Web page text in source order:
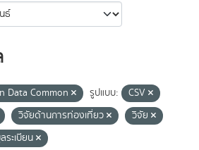
Data Common รูปแบบ:
CSV
วิจัยด้านการท่องเที่ยว
วิจัย
ระเบียน